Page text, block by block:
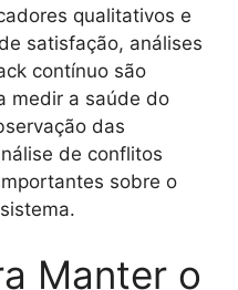
qualitativos e
satisfação, análises
contínuo são
medir a saúde do
das
de conflitos
sobre o
Manter o